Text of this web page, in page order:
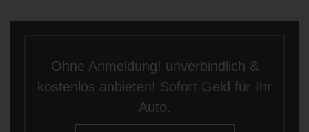
Ohne Anmeldung! unverbindlich &
kostenlos anbieten! Sofort Geld für Ihr
Auto.